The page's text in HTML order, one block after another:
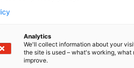
Analytics
We'll collect information about your
the site is used – what's working,
improve.